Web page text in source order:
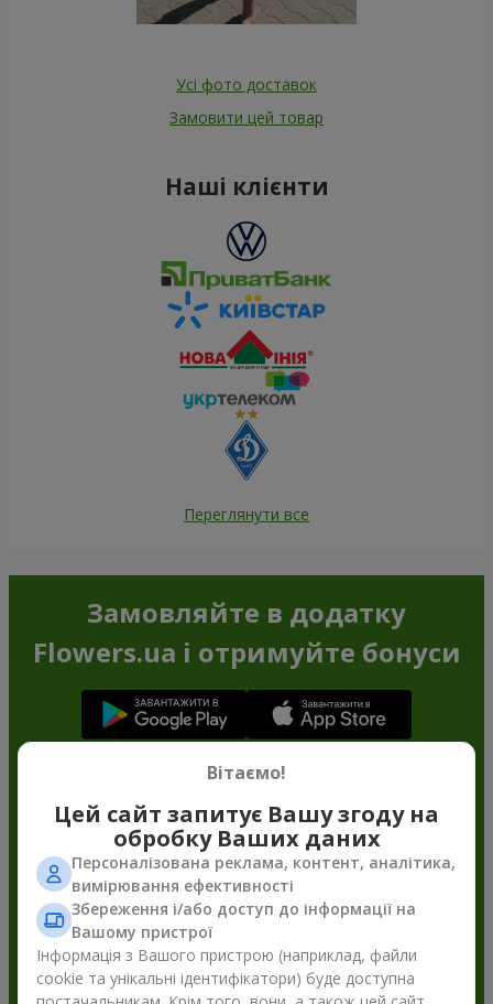
Усі фото доставок
Замовити цей товар
Наші клієнти
Переглянути все
Замовляйте в додатку
Flowers.ua і отримуйте бонуси
Вітаємо!
Цей сайт запитує Вашу згоду на
обробку Ваших даних
Персоналізована реклама, контент, аналітика,
вимірювання ефективності
Збереження і/або доступ до інформації на
Вашому пристрої
Інформація з Вашого пристрою (наприклад, файли
cookie та унікальні ідентифікатори) буде доступна